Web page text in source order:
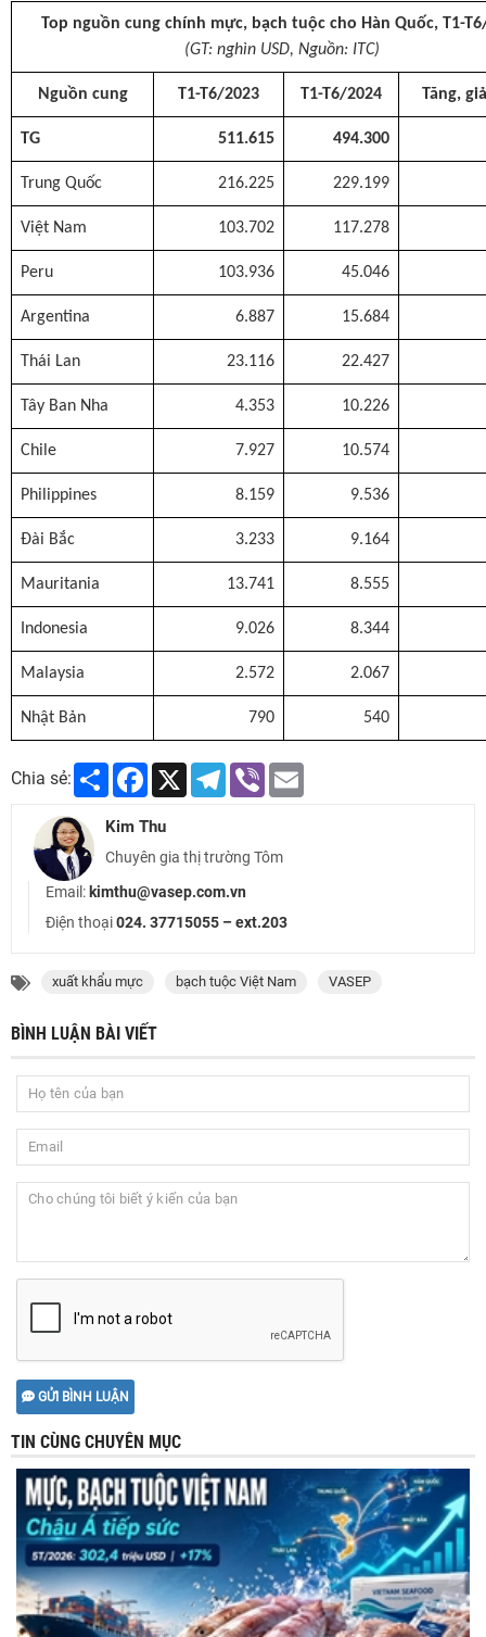
Top nguồn cung chính mực, bạch tuộc cho Hàn Quốc, T1-
(GT: nghìn USD, Nguồn: ITC)
Nguồn cung T1-T6/2023 T1-T6/2024 Tăng,
TG 511.615 494.300
Trung Quốc 216.225 229.199
Việt Nam 103.702 117.278
Peru 103.936 45.046
Argentina 6.887 15.684
Thái Lan 23.116 22.427
Tây Ban Nha 4.353 10.226
Chile 7.927 10.574
Philippines 8.159 9.536
Đài Bắc 3.233 9.164
Mauritania 13.741 8.555
Indonesia 9.026 8.344
Malaysia 2.572 2.067
Nhật Bản 790 540
Chia sẻ: Share Facebook
X Telegram
Viber
Kim Thu
Chuyên gia thị trường Tôm
Email:kimthu@vasep.com.vn
Điện thoại024. 37715055 – ext.203
xuất khẩu mực bạch tuộc Việt Nam VASEP
BÌNH LUẬN BÀI VIẾT
GỬI BÌNH LUẬN
TIN CÙNG CHUYÊN MỤC